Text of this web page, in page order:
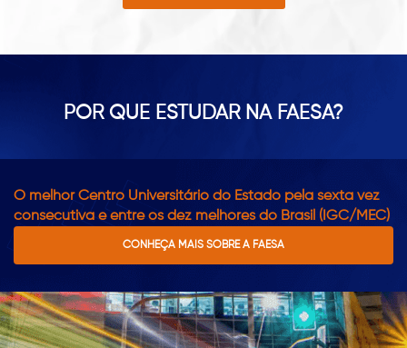
POR QUE ESTUDAR NA FAESA?
O melhor Centro Universitário do Estado pela sexta vez
consecutiva e entre os dez melhores do Brasil (IGC/MEC)
CONHEÇA MAIS SOBRE A FAESA